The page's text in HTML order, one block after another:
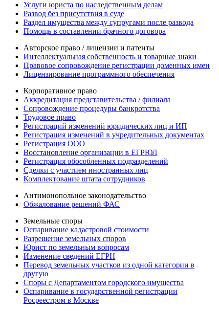
Услуги юриста по наследственным делам
Развод без присутствия в суде
Раздел имущества между супругами после развода
Помощь в составлении брачного договора
Авторское право / лицензии и патенты
Интеллектуальная собственность и товарные знаки
Правовое сопровождение регистрации доменных имен
Лицензирование программного обеспечения
Корпоративное право
Аккредитация представительства / филиала
Сопровождение процедуры банкротства
Трудовое право
Регистраций изменений юридических лиц и ИП
Регистрация изменений в учредительных документах
Регистрация ООО
Восстановление организации в ЕГРЮЛ
Регистрация обособленных подразделений
Сделки с участием иностранных лиц
Комплектование штата сотрудников
Антимонопольное законодательство
Обжалование решений ФАС
Земельные споры
Оспаривание кадастровой стоимости
Разрешение земельных споров
Юрист по земельным вопросам
Изменение сведений ЕГРН
Перевод земельных участков из одной категории в
другую
Споры с Департаментом городского имущества
Оспаривание в государственной регистрации
Росреестром в Москве